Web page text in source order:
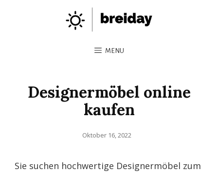
MENU
Designermöbel online
kaufen
Posted
Oktober 16, 2022
Sie suchen hochwertige Designermöbel zum